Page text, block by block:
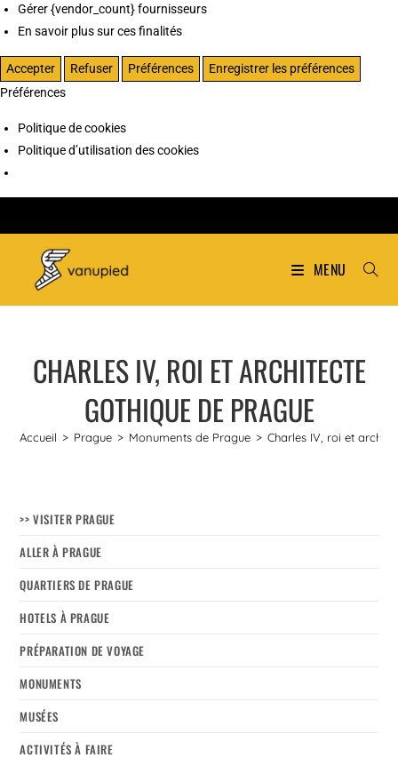
Gérer {vendor_count} fournisseurs
En savoir plus sur ces finalités
Accepter Refuser Préférences
Enregistrer les préférences
Préférences
Politique de cookies
Politique d’utilisation des cookies
MENU
CHARLES IV, ROI ET ARCHITECTE
GOTHIQUE DE PRAGUE
Accueil > Prague > Monuments de Prague > Charles IV, roi et
>> VISITER PRAGUE
ALLER À PRAGUE
QUARTIERS DE PRAGUE
HOTELS À PRAGUE
PRÉPARATION DE VOYAGE
MONUMENTS
MUSÉES
ACTIVITÉS À FAIRE